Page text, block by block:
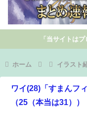
「当サイトは
ホーム イラスト
ワイ(28)「すまんフ
（25（本当は31）